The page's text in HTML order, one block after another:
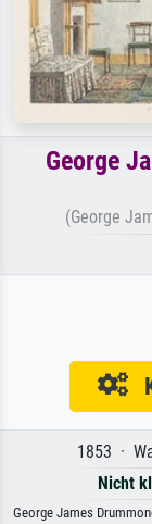
George
(George
1853 ·
Nicht
George James